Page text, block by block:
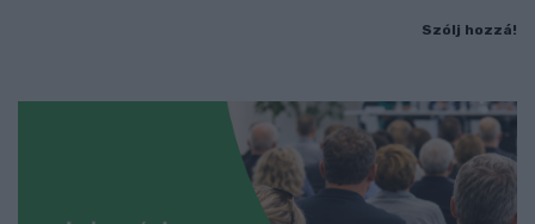
Szólj hozzá!